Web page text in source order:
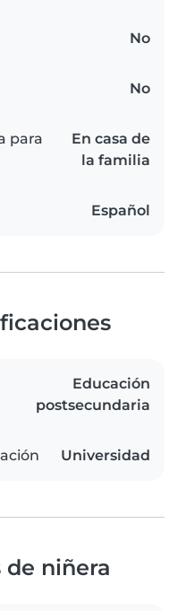
No
No
para
En casa de
la familia
Español
Educación
postsecundaria
Universidad
de niñera